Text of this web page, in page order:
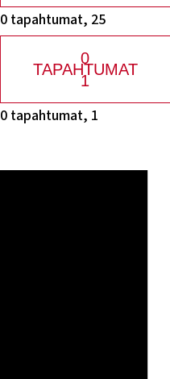
0 tapahtumat, 25
0
TAPAHTUMAT
1
0 tapahtumat, 1